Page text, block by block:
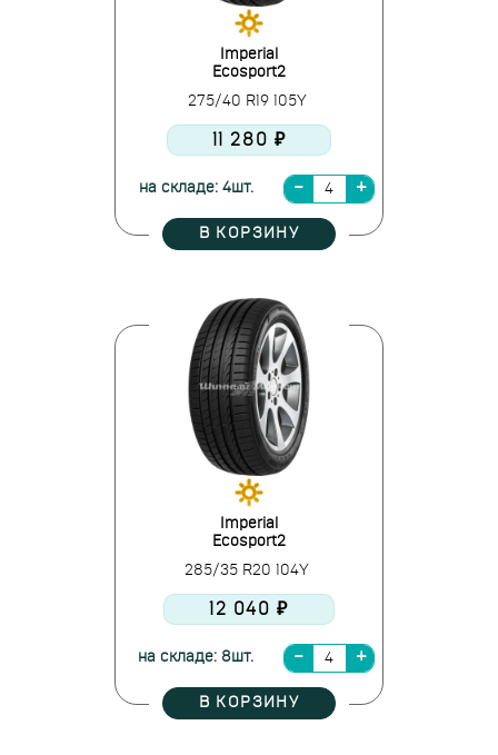
Imperial
Ecosport2
275/40 R19 105Y
11 280 ₽
на складе: 4шт.
В КОРЗИНУ
Imperial
Ecosport2
285/35 R20 104Y
12 040 ₽
на складе: 8шт.
В КОРЗИНУ